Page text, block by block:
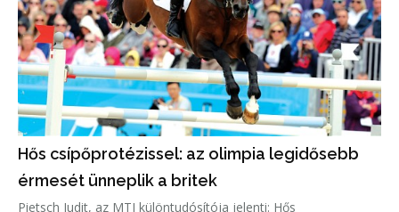
Hős csípőprotézissel: az olimpia legidősebb
érmesét ünneplik a britek
Pietsch Judit, az MTI különtudósítója jelenti: Hős